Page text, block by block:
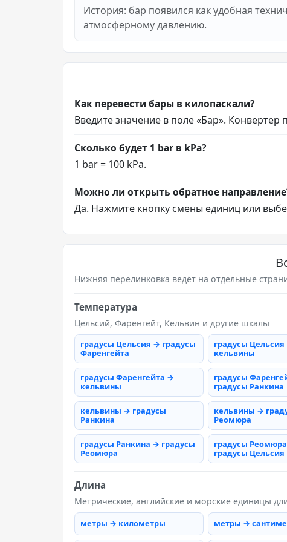
История: бар появился как удобная
атмосферному давлению.
Как перевести бары в килопаскали?
Введите значение в поле «Бар». Конвертер
Сколько будет 1 bar в kPa?
1 bar = 100 kPa.
Можно ли открыть обратное
Да. Нажмите кнопку смены единиц или
Нижняя перелинковка ведёт на отдельные
Температура
Цельсий, Фаренгейт, Кельвин и другие шкалы
градусы Цельсия → градусы
Фаренгейта
градусы
кельвины
градусы Фаренгейта →
кельвины
градусы
градусы Ранкина
кельвины → градусы
Ранкина
кельвины →
Реомюра
градусы Ранкина → градусы
Реомюра
градусы
градусы Цельсия
Длина
Метрические, английские и морские единицы
метры → километры метры →